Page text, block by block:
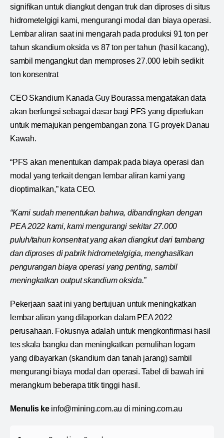
signifikan untuk diangkut dengan truk dan diproses di situs
hidrometelgigi kami, mengurangi modal dan biaya operasi.
Lembar aliran saat ini mengarah pada produksi 91 ton per
tahun skandium oksida vs 87 ton per tahun (hasil kacang),
sambil mengangkut dan memproses 27.000 lebih sedikit
ton konsentrat
CEO Skandium Kanada Guy Bourassa mengatakan data
akan berfungsi sebagai dasar bagi PFS yang diperlukan
untuk memajukan pengembangan zona TG proyek Danau
Kawah.
“PFS akan menentukan dampak pada biaya operasi dan
modal yang terkait dengan lembar aliran kami yang
dioptimalkan,” kata CEO.
“Kami sudah menentukan bahwa, dibandingkan dengan
PEA 2022 kami, kami mengurangi sekitar 27.000
puluh/tahun konsentrat yang akan diangkut dari tambang
dan diproses di pabrik hidrometelgigia, menghasilkan
pengurangan biaya operasi yang penting, sambil
meningkatkan output skandium oksida.”
Pekerjaan saat ini yang bertujuan untuk meningkatkan
lembar aliran yang dilaporkan dalam PEA 2022
perusahaan. Fokusnya adalah untuk mengkonfirmasi hasil
tes skala bangku dan meningkatkan pemulihan logam
yang dibayarkan (skandium dan tanah jarang) sambil
mengurangi biaya modal dan operasi. Tabel di bawah ini
merangkum beberapa titik tinggi hasil.
Menulis keinfo@mining.com.au di mining.com.au